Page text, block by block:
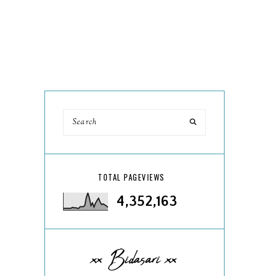
TOTAL PAGEVIEWS
4,352,163
xx Bidasari xx